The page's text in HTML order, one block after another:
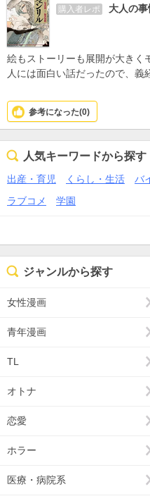
購入者レポ 大人の事
絵もストーリーも展開が大きく
人には面白い話だったので、義
参考になった(0)
人気キーワードから探す
出産・育児 くらし・生活 バ
ラブコメ
学園
ジャンルから探す
女性漫画
青年漫画
TL
オトナ
恋愛
ホラー
医療・病院系